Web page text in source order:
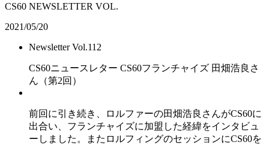
CS60 NEWSLETTER VOL.
2021/05/20
Newsletter Vol.112
CS60ニュースレター CS60フランチャイズ 田畑浩良さ
ん（第2回）
前回に引き続き、ロルファーの田畑浩良さんがCS60に
出合い、フランチャイズに加盟した経緯をインタビュ
ーしました。またロルフィングのセッションにCS60を